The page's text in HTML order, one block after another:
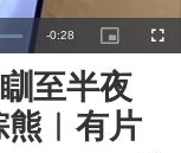
Remaining
Time
-0:28
Picture-
in-
至半夜
︱有片